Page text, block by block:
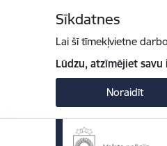
Sīkdatnes
Lai šī tīmekļvietne
Lūdzu, atzīmējiet savu
Noraidīt